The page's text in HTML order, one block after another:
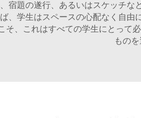
宿題の遂行、あるいはスケッチ
、学生はスペースの心配なく自
そ、これはすべての学生にとっ
もの